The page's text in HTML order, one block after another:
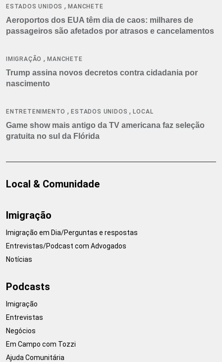
ESTADOS UNIDOS ,MANCHETE
Aeroportos dos EUA têm dia de caos: milhares de
passageiros são afetados por atrasos e cancelamentos
IMIGRAÇÃO ,MANCHETE
Trump assina novos decretos contra cidadania por
nascimento
ENTRETENIMENTO ,ESTADOS UNIDOS ,LOCAL
Game show mais antigo da TV americana faz seleção
gratuita no sul da Flórida
Local & Comunidade
Imigração
Imigração em Dia/Perguntas e respostas
Entrevistas/Podcast com Advogados
Notícias
Podcasts
Imigração
Entrevistas
Negócios
Em Campo com Tozzi
Ajuda Comunitária